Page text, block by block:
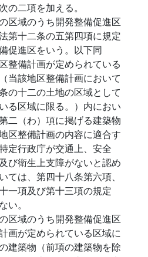
の二項を加える。
区域のうち開発整備促進区
第十二条の五第四項に規定
促進区をいう。以下同
整備計画が定められている
当該地区整備計画において
の十二の土地の区域として
る区域に限る。）内におい
二（わ）項に掲げる建築物
区整備計画の内容に適合す
定行政庁が交通上、安全
び衛生上支障がないと認め
ては、第四十八条第六項、
一項及び第十三項の規定
い。
区域のうち開発整備促進区
画が定められている区域に
建築物（前項の建築物を除